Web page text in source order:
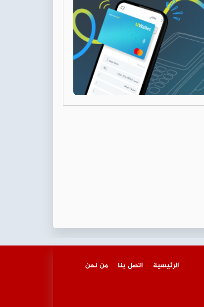
من نحن اتصل بنا الرئيسية